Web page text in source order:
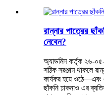
রান্নার পাত্রের
নেবেন?
অ্যাডমিন কর্তৃক ২৬-
সঠিক সরঞ্জাম থাকলে
কার্যকর হয়ে ওঠে—এবং
ছাঁকনি ঢাকনাও এর